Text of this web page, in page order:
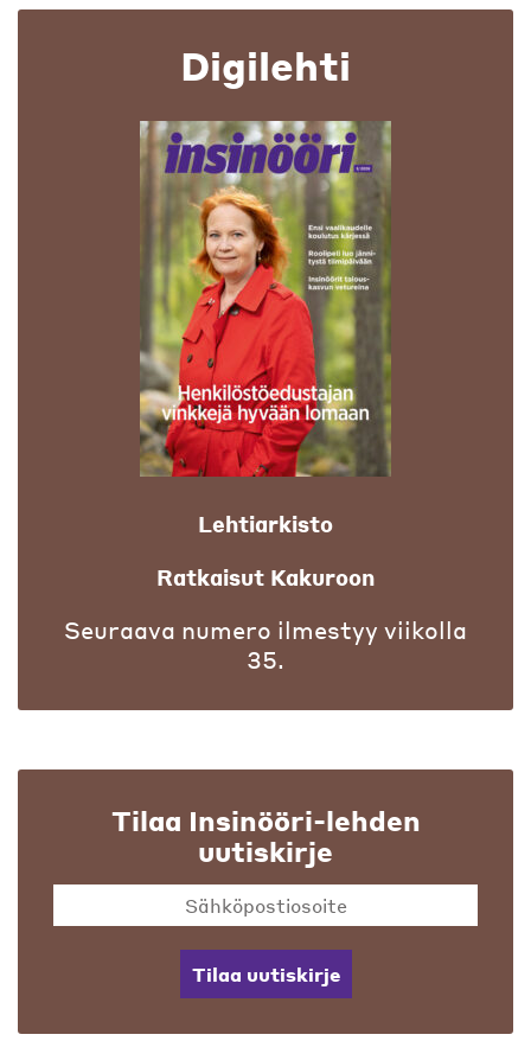
Digilehti
Lehtiarkisto
Ratkaisut Kakuroon
Seuraava numero ilmestyy viikolla
35.
Tilaa Insinööri-lehden
uutiskirje
Tilaa uutiskirje